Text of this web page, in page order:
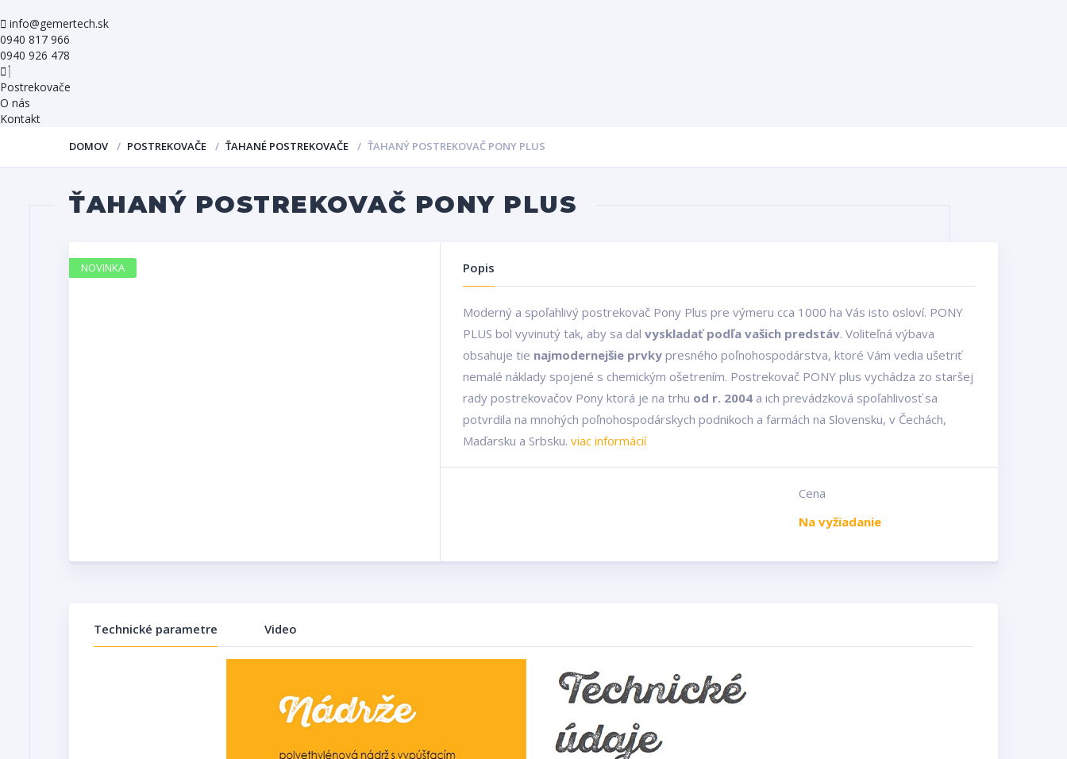
info@gemertech.sk
0940 817 966
0940 926 478
Postrekovače
O nás
Kontakt
DOMOV POSTREKOVAČE ŤAHANÉ POSTREKOVAČE ŤAHANÝ POSTREKOVAČ PONY PLUS
ŤAHANÝ POSTREKOVAČ PONY PLUS
Popis
Moderný a spoľahlivý postrekovač Pony Plus pre výmeru cca 1000 ha Vás isto osloví. PONY
PLUS bol vyvinutý tak, aby sa dalvyskladať podľa vašich predstáv. Voliteľná výbava
obsahuje tie najmodernejšie prvky presného poľnohospodárstva, ktoré Vám vedia ušetriť
nemalé náklady spojené s chemickým ošetrením. Postrekovač PONY plus vychádza zo staršej
rady postrekovačov Pony ktorá je na trhu od r. 2004 a ich prevádzková spoľahlivosť sa
potvrdila na mnohých poľnohospodárskych podnikoch a farmách na Slovensku, v Čechách,
Maďarsku a Srbsku.viac informácií
Cena
Na vyžiadanie
NOVINKA
Technické parametre Video